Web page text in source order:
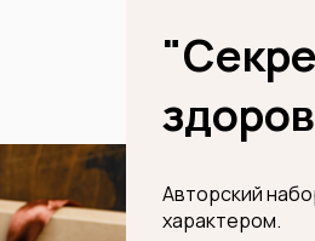
Авторский
характером.